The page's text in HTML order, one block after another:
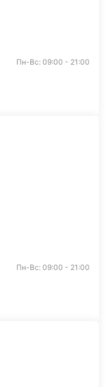
Пн-Вс: 09:00 - 21:00
Пн-Вс: 09:00 - 21:00